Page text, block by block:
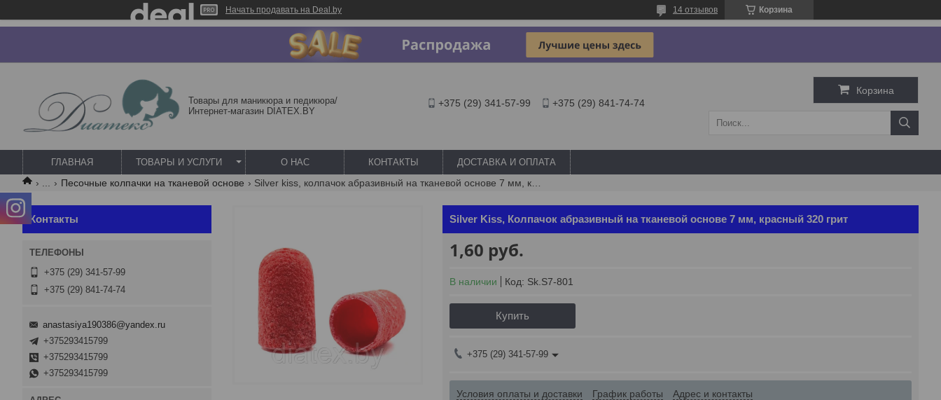
Начать продавать на Deal.by Корзина
14 отзывов
Товары для маникюра и педикюра/
Интернет-магазин DIATEX.BY
+375 (29) 341-57-99 +375 (29) 841-74-74
Корзина
ГЛАВНАЯ ТОВАРЫ И УСЛУГИ О НАС КОНТАКТЫ ДОСТАВКА И ОПЛАТА
Песочные колпачки на тканевой основе
Silver Kiss, Колпачок абразивный на тканевой основе 7 мм, красный 320 грит
1,60 руб.
В наличии Код: Sk.S7-801
Купить
+375 (29) 341-57-99
Условия оплаты и доставки График работы Адрес и контакты
Контакты
+375 (29) 341-57-99
+375 (29) 841-74-74
anastasiya190386@yandex.ru
+375293415799
+375293415799
+375293415799